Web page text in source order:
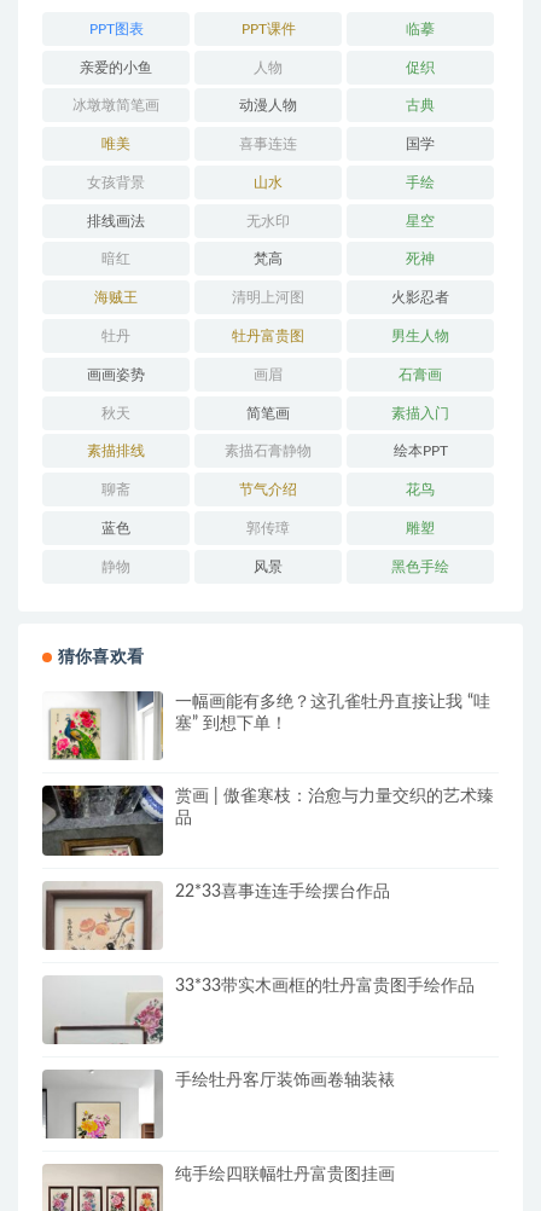
PPT图表 PPT课件 临摹
亲爱的小鱼 人物 促织
冰墩墩简笔画 动漫人物 古典
唯美 喜事连连 国学
女孩背景 山水 手绘
排线画法 无水印 星空
暗红 梵高 死神
海贼王 清明上河图 火影忍者
牡丹 牡丹富贵图 男生人物
画画姿势 画眉 石膏画
秋天 简笔画 素描入门
素描排线 素描石膏静物 绘本PPT
聊斋 节气介绍 花鸟
蓝色 郭传璋 雕塑
静物 风景 黑色手绘
猜你喜欢看
一幅画能有多绝？这孔雀牡丹直接让我 “哇
塞” 到想下单！
赏画 | 傲雀寒枝：治愈与力量交织的艺术臻
品
22*33喜事连连手绘摆台作品
33*33带实木画框的牡丹富贵图手绘作品
手绘牡丹客厅装饰画卷轴装裱
纯手绘四联幅牡丹富贵图挂画